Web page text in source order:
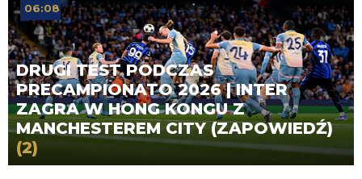
DRUGI TEST PODCZAS
PRECAMPIONATO 2026 | INTER
ZAGRA W HONG KONGU Z
MANCHESTEREM CITY (ZAPOWIEDŹ)
(2)
06:08